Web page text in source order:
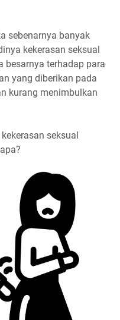
sebenarnya banyak
kekerasan seksual
besarnya terhadap para
yang diberikan pada
kurang menimbulkan
seksual